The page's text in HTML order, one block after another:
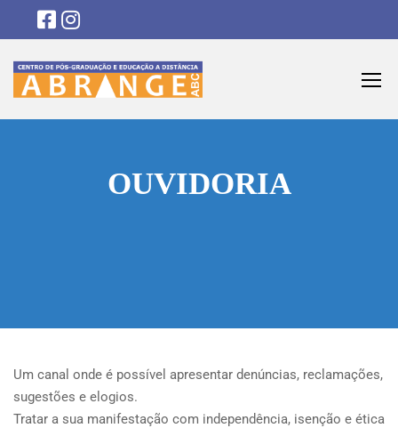
OUVIDORIA
Um canal onde é possível apresentar denúncias, reclamações,
sugestões e elogios.
Tratar a sua manifestação com independência, isenção e ética